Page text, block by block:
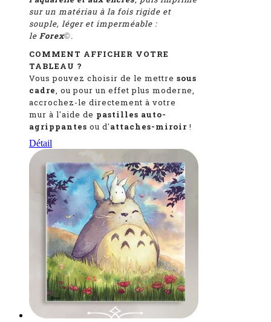
sur un matériau à la fois rigide et
souple, léger et imperméable :
le Forex©.
COMMENT AFFICHER VOTRE
TABLEAU ?
Vous pouvez choisir de le mettre sous
cadre, ou pour un effet plus moderne,
accrochez-le directement à votre
mur à l'aide de pastilles auto-
agrippantes ou d'attaches-miroir !
Détail